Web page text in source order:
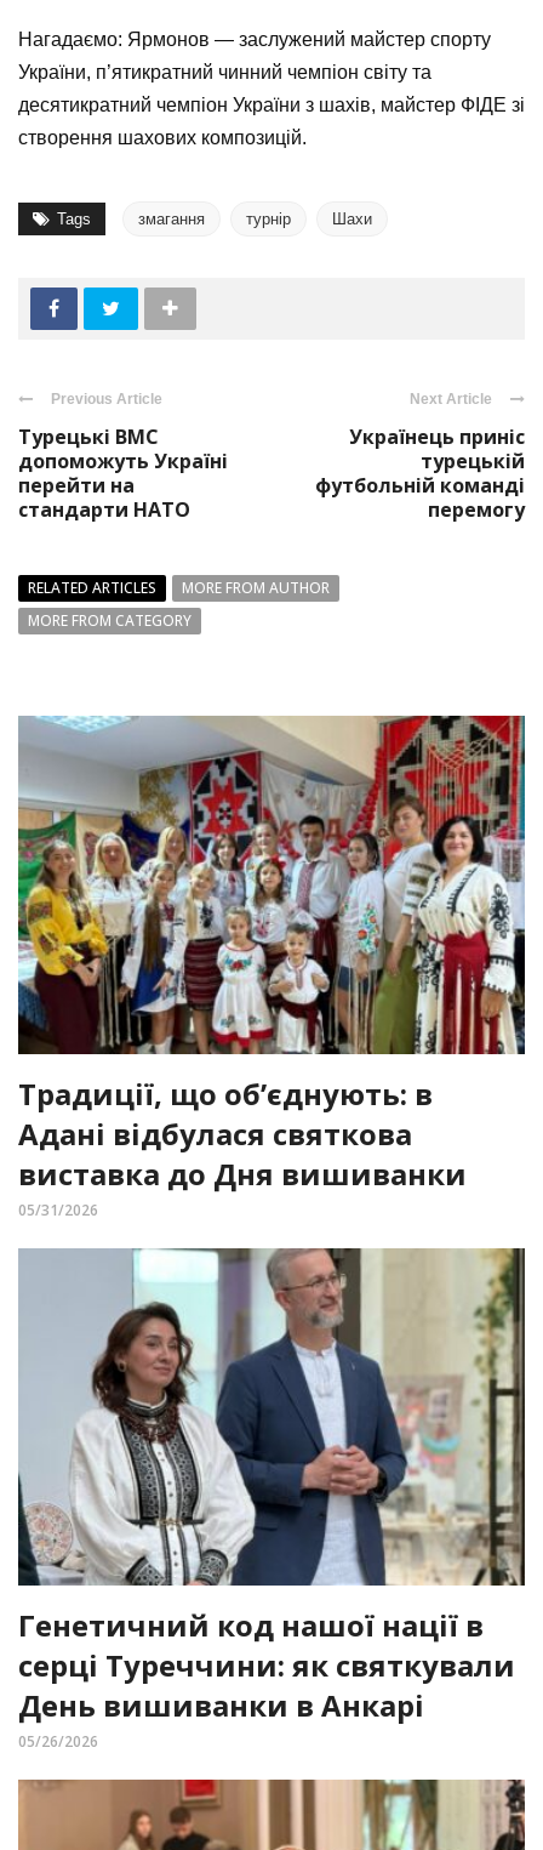
Нагадаємо: Ярмонов — заслужений майстер спорту
України, п’ятикратний чинний чемпіон світу та
десятикратний чемпіон України з шахів, майстер ФІДЕ зі
створення шахових композицій.
Tags змагання турнір Шахи
Previous Article
Турецькі ВМС
допоможуть Україні
перейти на
стандарти НАТО
Next Article
Українець приніс
турецькій
футбольній команді
перемогу
RELATED ARTICLES
MORE FROM AUTHOR
MORE FROM CATEGORY
Традиції, що об’єднують: в
Адані відбулася святкова
виставка до Дня вишиванки
05/31/2026
Генетичний код нашої нації в
серці Туреччини: як святкували
День вишиванки в Анкарі
05/26/2026